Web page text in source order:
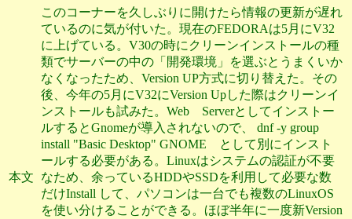
本文
このコーナーを久しぶりに開けたら情報の更新が遅れ
ているのに気が付いた。現在のFEDORAは5月にV32
に上げている。V30の時にクリーンインストールの種
類でサーバーの中の「開発環境」を選ぶとうまくいか
なくなったため、Version UP方式に切り替えた。その
後、今年の5月にV32にVersion Upした際はクリーンイ
ンストールも試みた。Web Serverとしてインストー
ルするとGnomeが導入されないので、 dnf -y group
install "Basic Desktop" GNOME として別にインスト
ールする必要がある。Linuxはシステムの認証が不要
なため、余っているHDDやSSDを利用して必要な数
だけInstall して、パソコンは一台でも複数のLinuxOS
を使い分けることができる。ほぼ半年に一度新Version